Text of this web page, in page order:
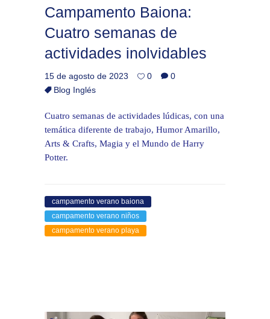
Campamento Baiona:
Cuatro semanas de
actividades inolvidables
15 de agosto de 2023 0
0
Blog Inglés
Cuatro semanas de actividades lúdicas, con una
temática diferente de trabajo, Humor Amarillo,
Arts & Crafts, Magia y el Mundo de Harry
Potter.
campamento verano baiona
campamento verano niños
campamento verano playa